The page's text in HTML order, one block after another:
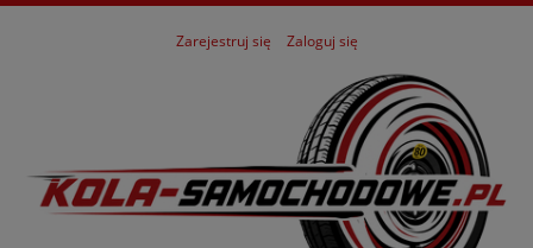
Zarejestruj się Zaloguj się